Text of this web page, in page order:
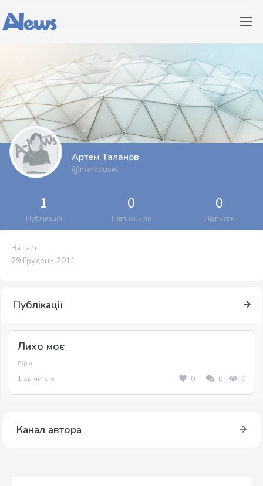
Артем Таланов
@markdusel
1
Публікацій
0
Підписників
0
Підписок
На сайті:
29 Грудень 2011
Канал автора
Публікації
Лихо моє
Вірш
1 хв читати 0 0 0